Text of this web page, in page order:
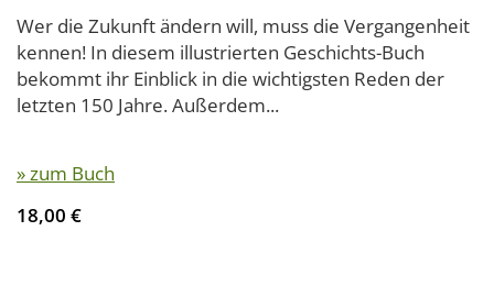
Wer die Zukunft ändern will, muss die Vergangenheit
kennen! In diesem illustrierten Geschichts-Buch
bekommt ihr Einblick in die wichtigsten Reden der
letzten 150 Jahre. Außerdem...
» zum Buch
18,00 €